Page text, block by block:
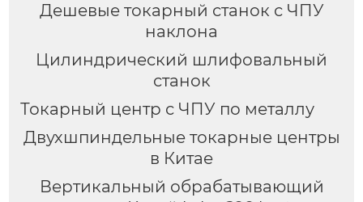
Дешевые токарный станок с ЧПУ
наклона
Цилиндрический шлифовальный
станок
Токарный центр с ЧПУ по металлу
Двухшпиндельные токарные центры
в Китае
Вертикальный обрабатывающий